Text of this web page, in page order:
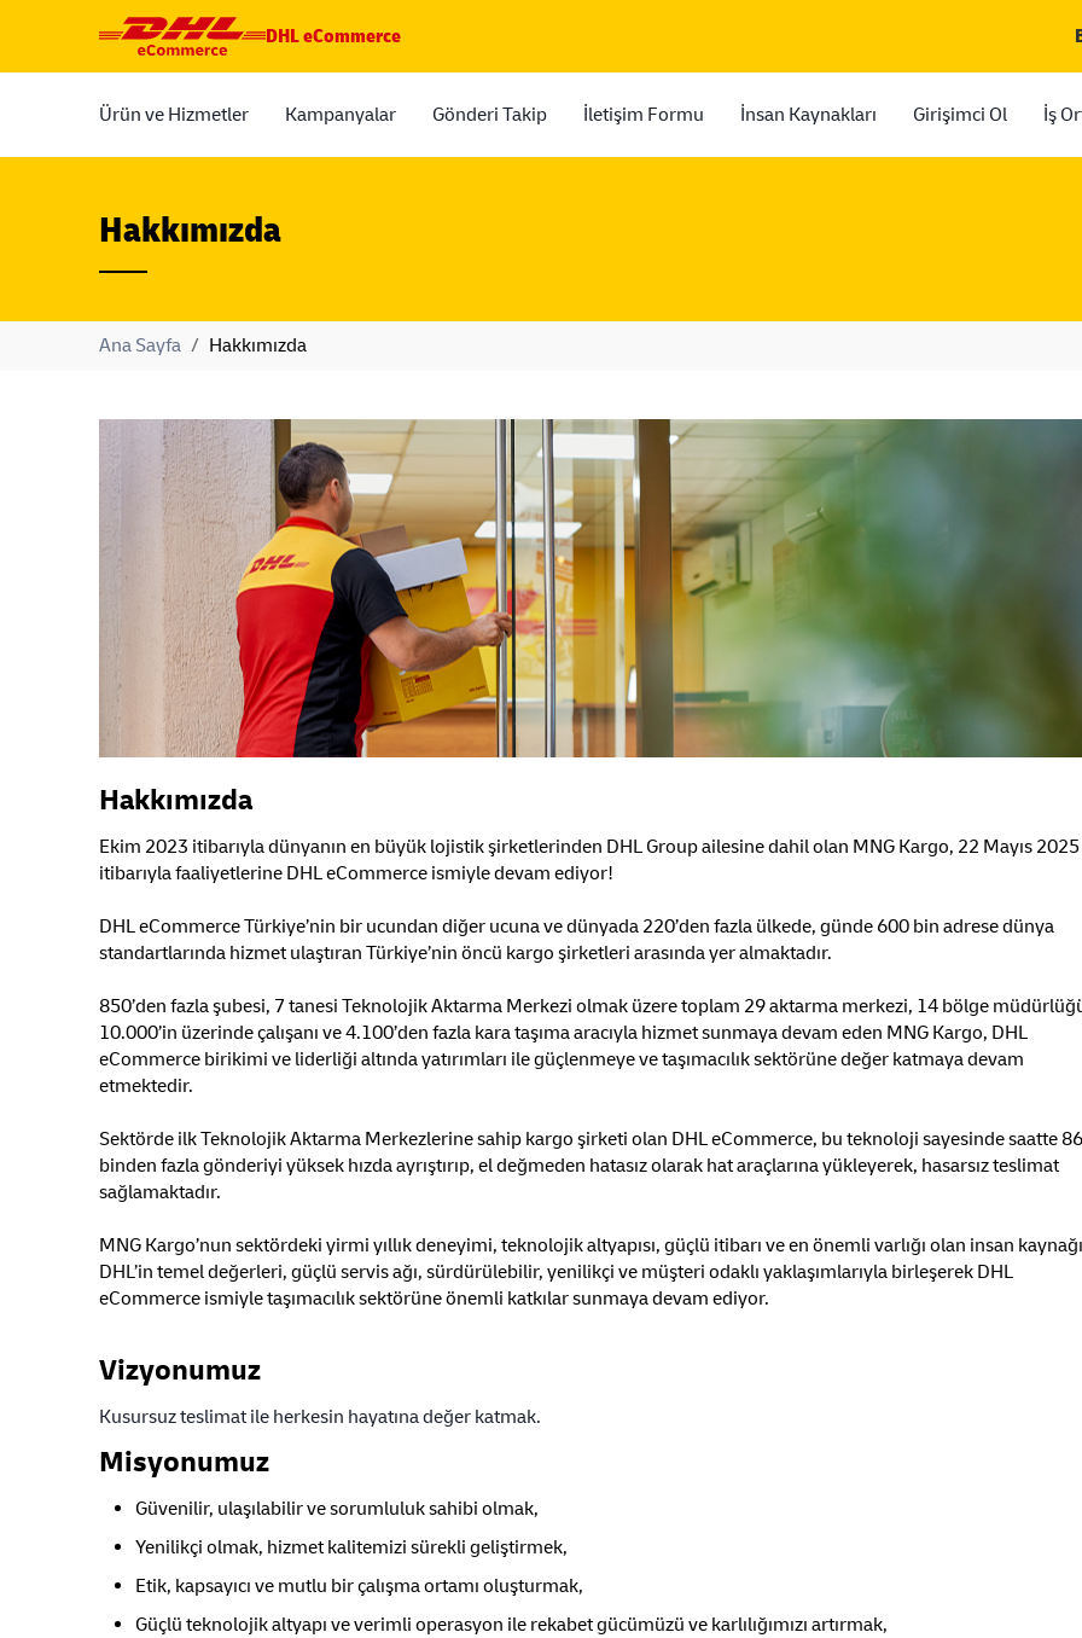
DHL eCommerce
Ürün ve Hizmetler Kampanyalar Gönderi Takip İletişim Formu İnsan Kaynakları Girişimci Ol İş
Hakkımızda
Ana Sayfa / Hakkımızda
Hakkımızda
Ekim 2023 itibarıyla dünyanın en büyük lojistik şirketlerinden DHL Group ailesine dahil olan MNG Kargo, 22 Mayıs 2025
itibarıyla faaliyetlerine DHL eCommerce ismiyle devam ediyor!
DHL eCommerce Türkiye’nin bir ucundan diğer ucuna ve dünyada 220’den fazla ülkede, günde 600 bin adrese dünya
standartlarında hizmet ulaştıran Türkiye’nin öncü kargo şirketleri arasında yer almaktadır.
850’den fazla şubesi, 7 tanesi Teknolojik Aktarma Merkezi olmak üzere toplam 29 aktarma merkezi, 14 bölge
10.000’in üzerinde çalışanı ve 4.100’den fazla kara taşıma aracıyla hizmet sunmaya devam eden MNG Kargo, DHL
eCommerce birikimi ve liderliği altında yatırımları ile güçlenmeye ve taşımacılık sektörüne değer katmaya devam
etmektedir.
Sektörde ilk Teknolojik Aktarma Merkezlerine sahip kargo şirketi olan DHL eCommerce, bu teknoloji sayesinde saatte 86
binden fazla gönderiyi yüksek hızda ayrıştırıp, el değmeden hatasız olarak hat araçlarına yükleyerek, hasarsız teslimat
sağlamaktadır.
MNG Kargo’nun sektördeki yirmi yıllık deneyimi, teknolojik altyapısı, güçlü itibarı ve en önemli varlığı olan insan
DHL’in temel değerleri, güçlü servis ağı, sürdürülebilir, yenilikçi ve müşteri odaklı yaklaşımlarıyla birleşerek DHL
eCommerce ismiyle taşımacılık sektörüne önemli katkılar sunmaya devam ediyor.
Vizyonumuz
Kusursuz teslimat ile herkesin hayatına değer katmak.
Misyonumuz
Güvenilir, ulaşılabilir ve sorumluluk sahibi olmak,
Yenilikçi olmak, hizmet kalitemizi sürekli geliştirmek,
Etik, kapsayıcı ve mutlu bir çalışma ortamı oluşturmak,
Güçlü teknolojik altyapı ve verimli operasyon ile rekabet gücümüzü ve karlılığımızı artırmak,